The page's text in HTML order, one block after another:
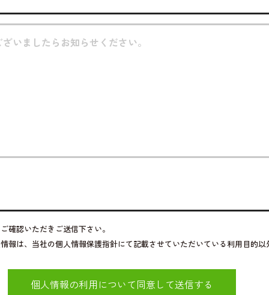
確認いただきご送信下さい。
報は、当社の個人情報保護指針にて記載させていただいている利用目的